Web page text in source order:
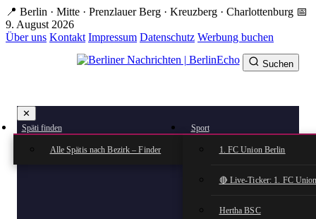
Zum
Hauptinhalt
springen
📍 Berlin · Mitte · Prenzlauer Berg · Kreuzberg · Charlottenburg 📅
9. August 2026
Über uns Kontakt Impressum Datenschutz Werbung buchen
✕
Späti finden
Alle Spätis nach Bezirk – Finder
Sport
1. FC Union Berlin
🔴 Live-Ticker: 1. FC
Hertha BSC
Suchen